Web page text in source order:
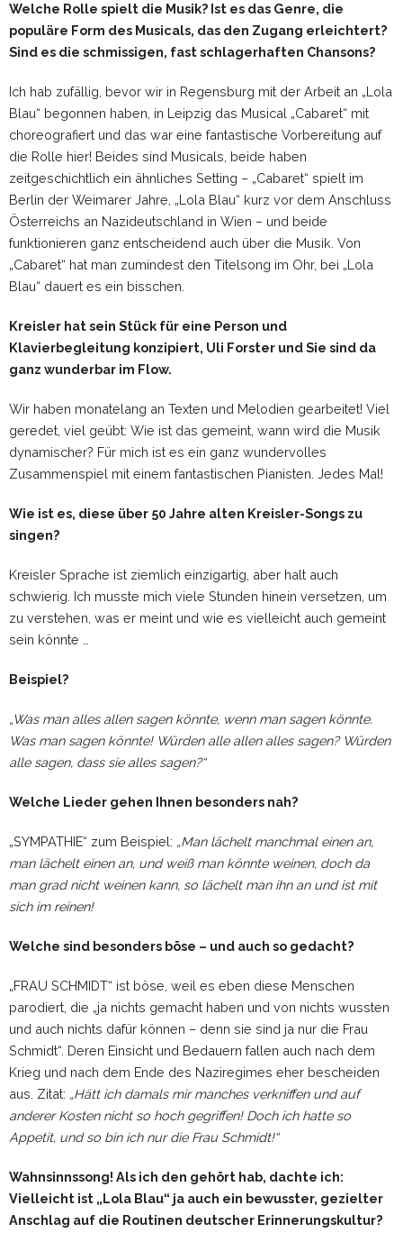
Welche Rolle spielt die Musik? Ist es das Genre, die
populäre Form des Musicals, das den Zugang erleichtert?
Sind es die schmissigen, fast schlagerhaften Chansons?
Ich hab zufällig, bevor wir in Regensburg mit der Arbeit an „Lola
Blau“ begonnen haben, in Leipzig das Musical „Cabaret“ mit
choreografiert und das war eine fantastische Vorbereitung auf
die Rolle hier! Beides sind Musicals, beide haben
zeitgeschichtlich ein ähnliches Setting – „Cabaret“ spielt im
Berlin der Weimarer Jahre, „Lola Blau“ kurz vor dem Anschluss
Österreichs an Nazideutschland in Wien – und beide
funktionieren ganz entscheidend auch über die Musik. Von
„Cabaret“ hat man zumindest den Titelsong im Ohr, bei „Lola
Blau“ dauert es ein bisschen.
Kreisler hat sein Stück für eine Person und
Klavierbegleitung konzipiert, Uli Forster und Sie sind da
ganz wunderbar im Flow.
Wir haben monatelang an Texten und Melodien gearbeitet! Viel
geredet, viel geübt: Wie ist das gemeint, wann wird die Musik
dynamischer? Für mich ist es ein ganz wundervolles
Zusammenspiel mit einem fantastischen Pianisten. Jedes Mal!
Wie ist es, diese über 50 Jahre alten Kreisler-Songs zu
singen?
Kreisler Sprache ist ziemlich einzigartig, aber halt auch
schwierig. Ich musste mich viele Stunden hinein versetzen, um
zu verstehen, was er meint und wie es vielleicht auch gemeint
sein könnte …
Beispiel?
„Was man alles allen sagen könnte, wenn man sagen könnte.
Was man sagen könnte! Würden alle allen alles sagen? Würden
alle sagen, dass sie alles sagen?“
Welche Lieder gehen Ihnen besonders nah?
„SYMPATHIE“ zum Beispiel: „Man lächelt manchmal einen an,
man lächelt einen an, und weiß man könnte weinen, doch da
man grad nicht weinen kann, so lächelt man ihn an und ist mit
sich im reinen!
Welche sind besonders böse – und auch so gedacht?
„FRAU SCHMIDT“ ist böse, weil es eben diese Menschen
parodiert, die „ja nichts gemacht haben und von nichts wussten
und auch nichts dafür können – denn sie sind ja nur die Frau
Schmidt“. Deren Einsicht und Bedauern fallen auch nach dem
Krieg und nach dem Ende des Naziregimes eher bescheiden
aus. Zitat: „Hätt ich damals mir manches verkniffen und auf
anderer Kosten nicht so hoch gegriffen! Doch ich hatte so
Appetit, und so bin ich nur die Frau Schmidt!“
Wahnsinnssong! Als ich den gehört hab, dachte ich:
Vielleicht ist „Lola Blau“ ja auch ein bewusster, gezielter
Anschlag auf die Routinen deutscher Erinnerungskultur?